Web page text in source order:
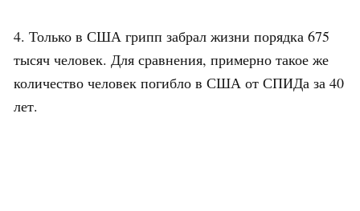
4. Только в США грипп забрал жизни порядка 675
тысяч человек. Для сравнения, примерно такое же
количество человек погибло в США от СПИДа за 40
лет.